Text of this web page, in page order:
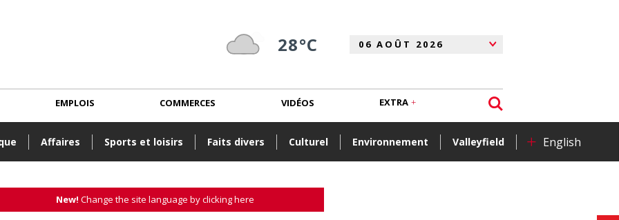
28°C
Affaires Sports et loisirs Faits divers Culturel Environnement Valleyfield + English
EMPLOIS COMMERCES VIDÉOS EXTRA
New! Change the site language by clicking here